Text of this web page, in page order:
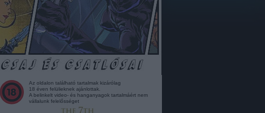
Az oldalon található tartalmak kizárólag
18 éven felülieknek ajánlottak.
A belinkelt video- és hanganyagok tartalmáért nem
vállalunk felelősséget